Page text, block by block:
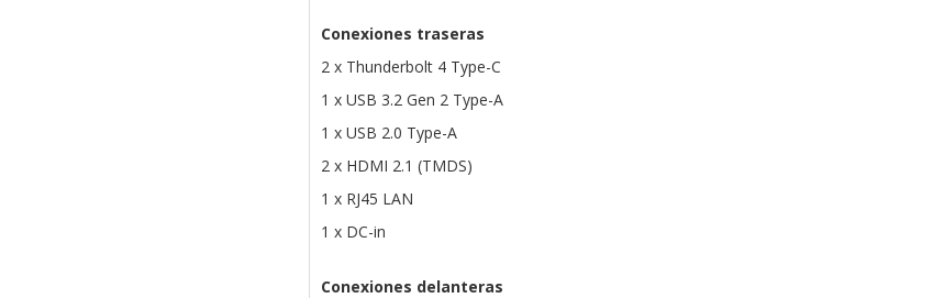
Conexiones traseras
2 x Thunderbolt 4 Type-C
1 x USB 3.2 Gen 2 Type-A
1 x USB 2.0 Type-A
2 x HDMI 2.1 (TMDS)
1 x RJ45 LAN
1 x DC-in
Conexiones delanteras